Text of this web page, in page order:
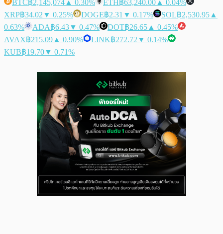
BTC฿2,145,074 ▲ 0.30% ETH฿63,240.00 ▲ 0.04%
XRP฿34.02 ▼ 0.25% DOGE฿2.31 ▼ 0.17% SOL฿2,530.95 ▲
0.63%
ADA฿6.43▼ 0.47% DOT฿26.65 ▲ 0.45%
AVAX฿215.09 ▲ 0.90% LINK฿272.72 ▼ 0.14%
KUB฿19.70▼ 0.71%